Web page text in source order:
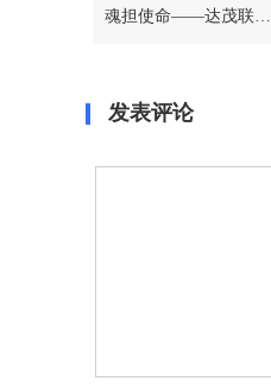
魂担使命——达茂联合
发表评论